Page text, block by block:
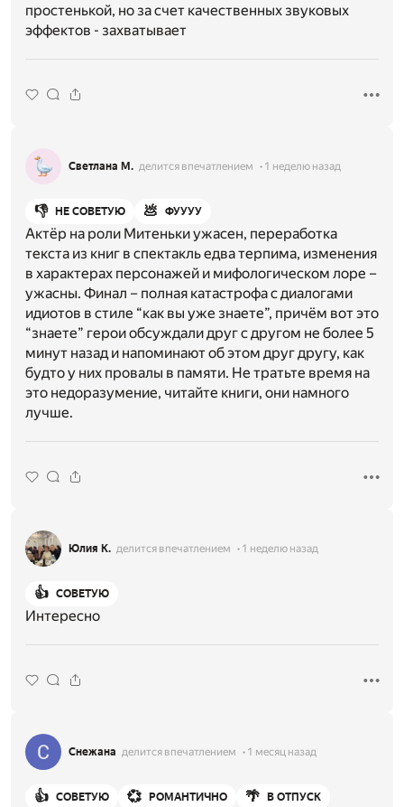
простенькой, но за счет качественных звуковых
эффектов - захватывает
Светлана М. делится впечатлением 1 неделю назад
👎 НЕ СОВЕТУЮ 💩 ФУУУУ
Актёр на роли Митеньки ужасен, переработка
текста из книг в спектакль едва терпима, изменения
в характерах персонажей и мифологическом лоре –
ужасны. Финал – полная катастрофа с диалогами
идиотов в стиле “как вы уже знаете”, причём вот это
“знаете” герои обсуждали друг с другом не более 5
минут назад и напоминают об этом друг другу, как
будто у них провалы в памяти. Не тратьте время на
это недоразумение, читайте книги, они намного
лучше.
Юлия К. делится впечатлением 1 неделю назад
👍 СОВЕТУЮ
Интересно
Снежана делится впечатлением 1 месяц назад
👍 СОВЕТУЮ 💞 РОМАНТИЧНО 🌴 В ОТПУСК